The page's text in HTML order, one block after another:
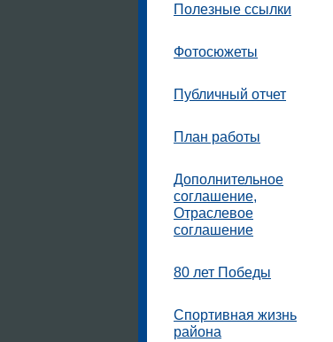
Полезные ссылки
Фотосюжеты
Публичный отчет
План работы
Дополнительное
соглашение,
Отраслевое
соглашение
80 лет Победы
Спортивная жизнь
района